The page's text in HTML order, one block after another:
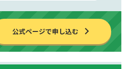
公式ページで申し込む